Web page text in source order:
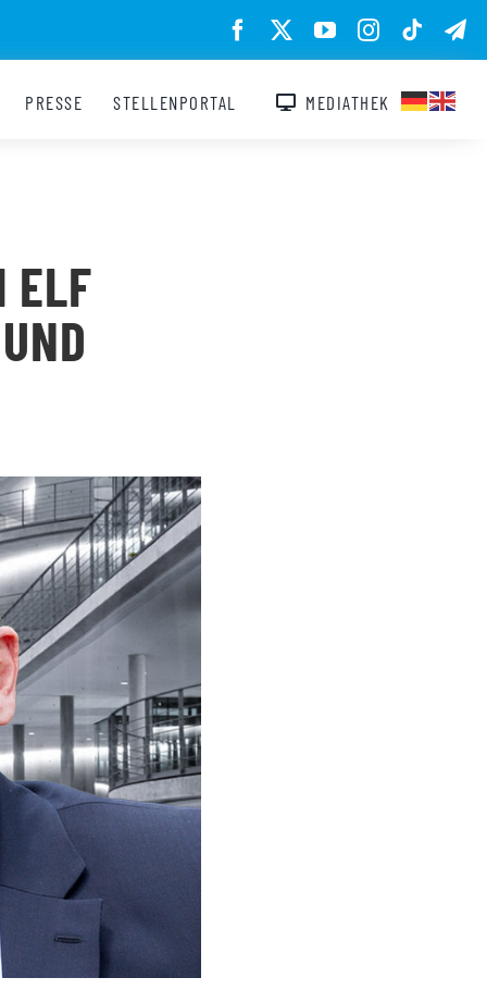
PRESSE STELLENPORTAL MEDIATHEK
ELF